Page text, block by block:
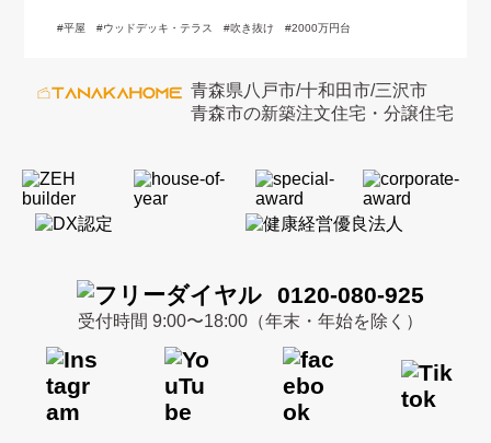
平屋 ウッドデッキ・テラス 吹き抜け 2000万円台
青森県八戸市/十和田市/三沢市
青森市の新築注文住宅・分譲住宅
0120-080-925
受付時間 9:00〜18:00（年末・年始を除く）